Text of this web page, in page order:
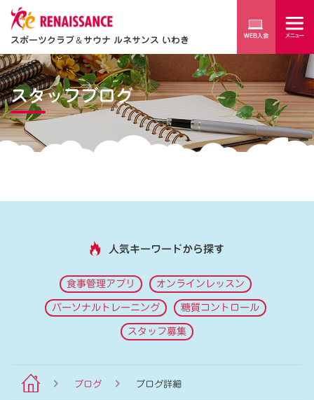
スポーツクラブ＆サウナ ルネサンス いわき
スタッフブログ
人気キーワードから探す
食事管理アプリ オンラインレッスン
パーソナルトレーニング 糖質コントロール
スタッフ募集
ブログ ブログ詳細